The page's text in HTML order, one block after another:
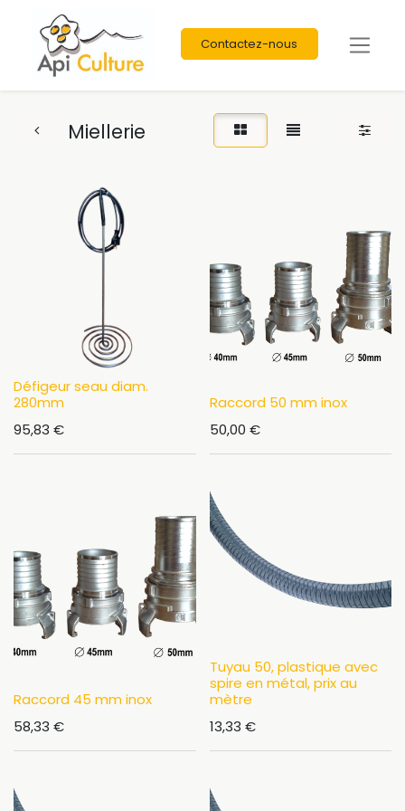
Contactez-nous
Miellerie
Défigeur seau diam.
280mm
95,83 €
Raccord 50 mm inox
50,00 €
Raccord 45 mm inox
58,33 €
Tuyau 50, plastique avec
spire en métal, prix au
mètre
13,33 €